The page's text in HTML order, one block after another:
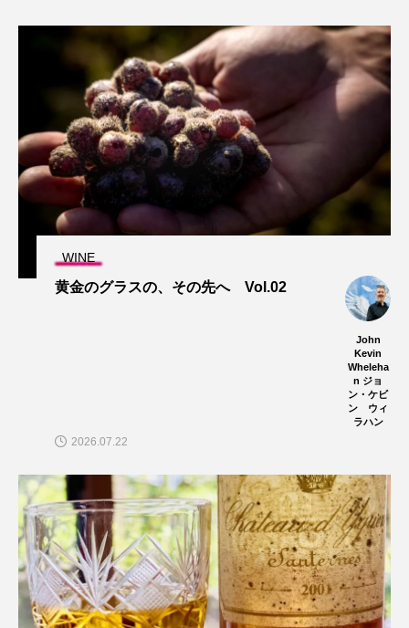
WINE
黄金のグラスの、その先へ Vol.02
John
Kevin
Wheleha
n ジョ
ン・ケビ
ン ウィ
ラハン
2026.07.22